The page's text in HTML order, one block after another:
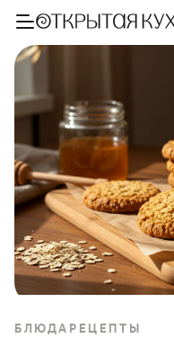
БЛЮДА РЕЦЕПТЫ